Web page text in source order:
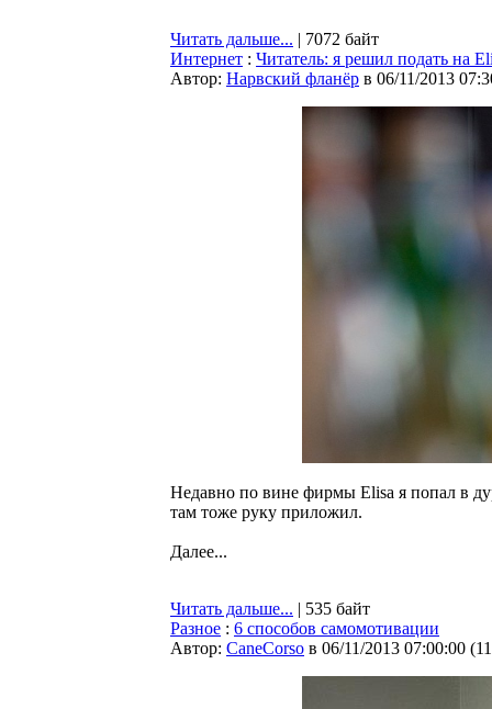
Читать дальше... | 7072 байт
Интернет : Читатель: я решил подать на
Автор: Нарвский фланёр в 06/11/2013
Недавно по вине фирмы Elisa я попал в
там тоже руку приложил.
Далее...
Читать дальше... | 535 байт
Разное : 6 способов самомотивации
Автор: CaneCorso в 06/11/2013 07:00:00 (